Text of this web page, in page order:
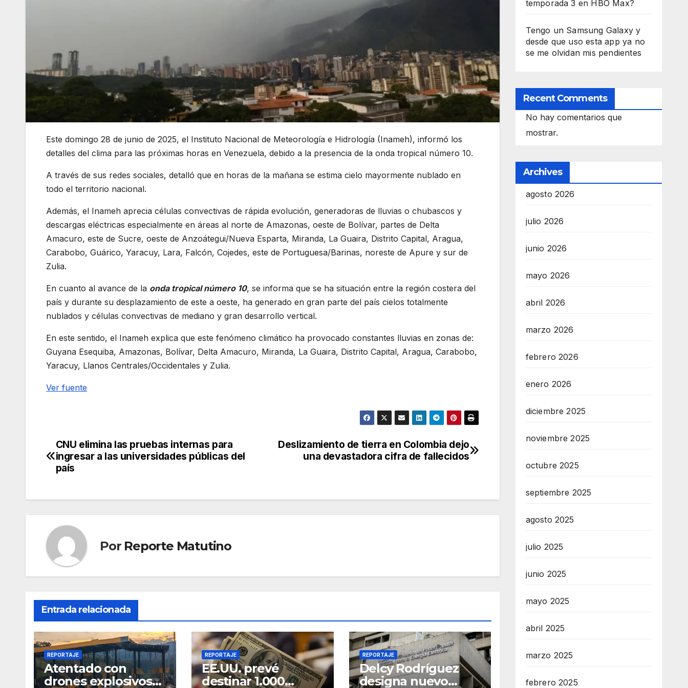
Este domingo 28 de junio de 2025, el Instituto Nacional de Meteorología e Hidrología (Inameh), informó los
detalles del clima para las próximas horas en Venezuela, debido a la presencia de la onda tropical número 10.
A través de sus redes sociales, detalló que en horas de la mañana se estima cielo mayormente nublado en
todo el territorio nacional.
Además, el Inameh aprecia células convectivas de rápida evolución, generadoras de lluvias o chubascos y
descargas eléctricas especialmente en áreas al norte de Amazonas, oeste de Bolívar, partes de Delta
Amacuro, este de Sucre, oeste de Anzoátegui/Nueva Esparta, Miranda, La Guaira, Distrito Capital, Aragua,
Carabobo, Guárico, Yaracuy, Lara, Falcón, Cojedes, este de Portuguesa/Barinas, noreste de Apure y sur de
Zulia.
En cuanto al avance de la onda tropical número 10, se informa que se ha situación entre la región costera del
país y durante su desplazamiento de este a oeste, ha generado en gran parte del país cielos totalmente
nublados y células convectivas de mediano y gran desarrollo vertical.
En este sentido, el Inameh explica que este fenómeno climático ha provocado constantes lluvias en zonas de:
Guyana Esequiba, Amazonas, Bolívar, Delta Amacuro, Miranda, La Guaira, Distrito Capital, Aragua, Carabobo,
Yaracuy, Llanos Centrales/Occidentales y Zulia.
Ver fuente
Navegación
de
Deslizamiento de tierra en Colombia dejo
una devastadora cifra de fallecidos
CNU elimina las pruebas internas para
ingresar a las universidades públicas del
país
Por Reporte Matutino
Entrada relacionada
REPORTAJE
Atentado con
drones explosivos
REPORTAJE
EE.UU. prevé
destinar 1.000
REPORTAJE
Delcy Rodríguez
designa nuevo
temporada 3 en HBO Max?
Tengo un Samsung Galaxy y
desde que uso esta app ya no
se me olvidan mis pendientes
Recent Comments
No hay comentarios que
mostrar.
Archives
agosto 2026
julio 2026
junio 2026
mayo 2026
abril 2026
marzo 2026
febrero 2026
enero 2026
diciembre 2025
noviembre 2025
octubre 2025
septiembre 2025
agosto 2025
julio 2025
junio 2025
mayo 2025
abril 2025
marzo 2025
febrero 2025